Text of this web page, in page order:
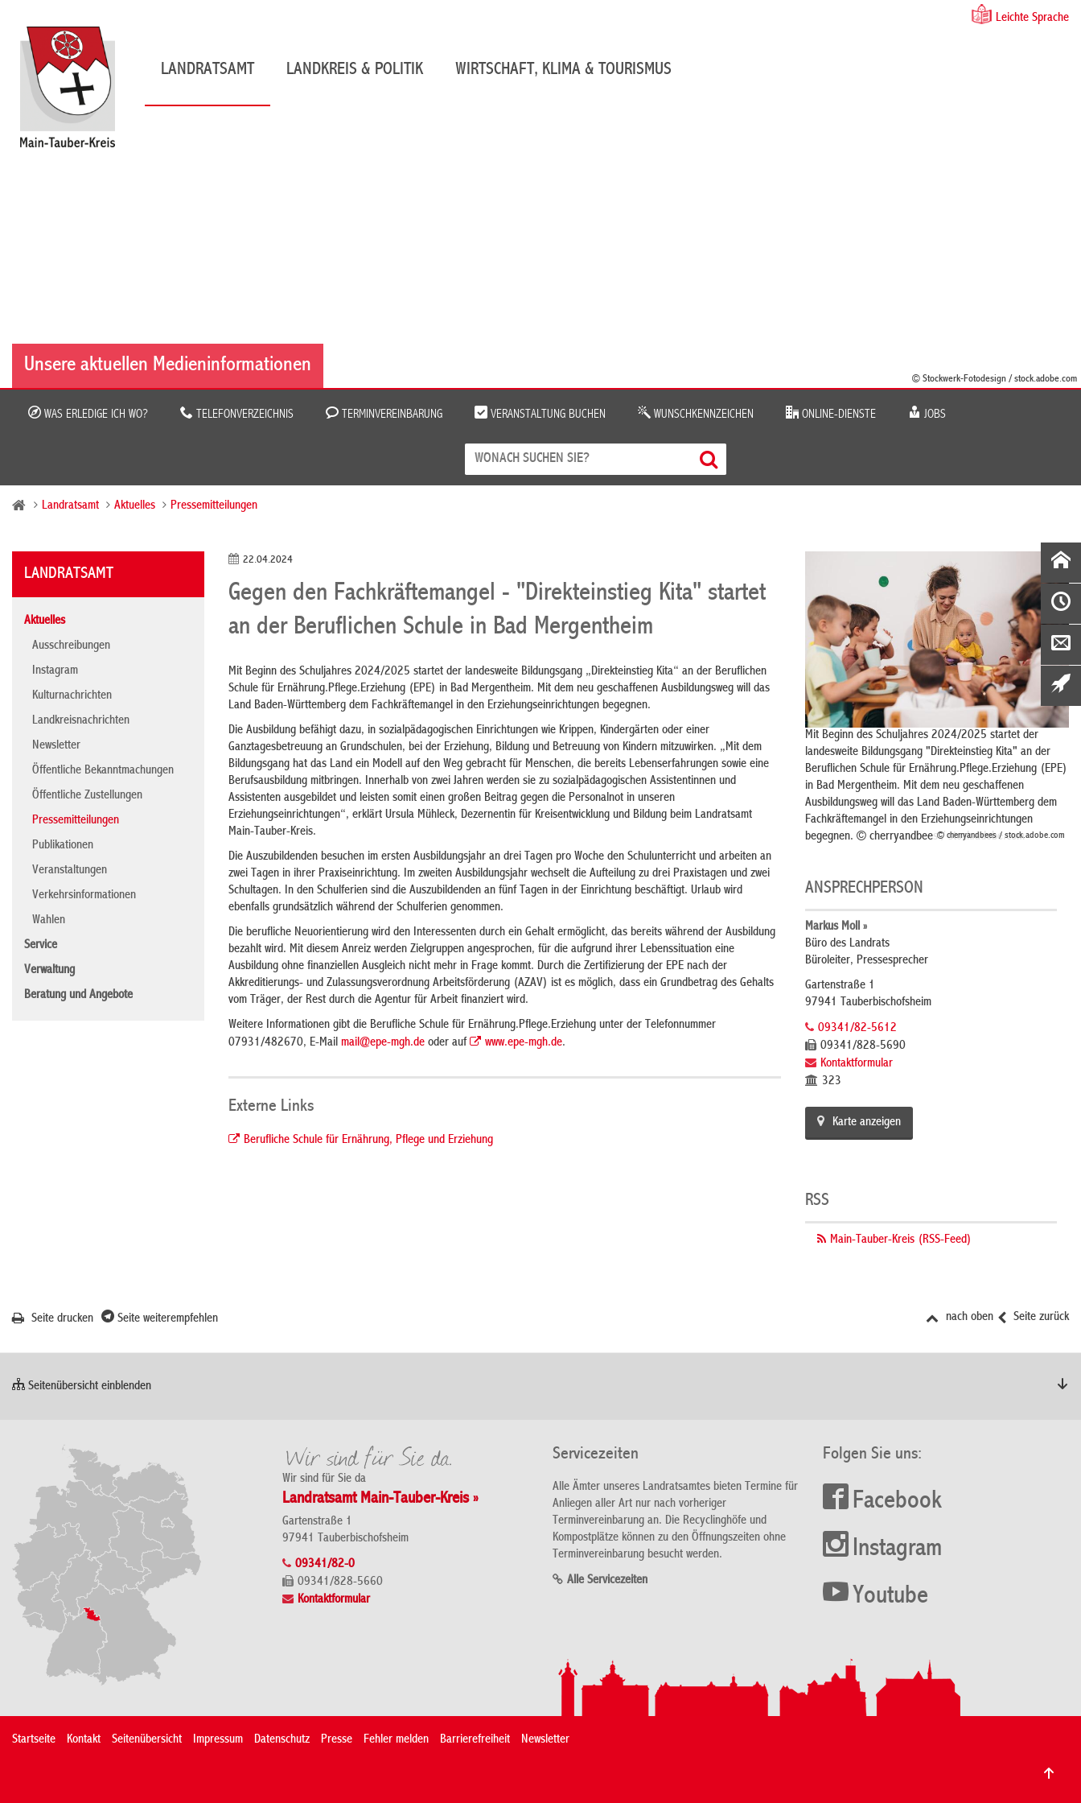
Leichte Sprache
LANDRATSAMT LANDKREIS & POLITIK WIRTSCHAFT, KLIMA & TOURISMUS
Unsere aktuellen Medieninformationen
© Stockwerk-Fotodesign / stock.adobe.com
WAS ERLEDIGE ICH WO? TELEFONVERZEICHNIS TERMINVEREINBARUNG VERANSTALTUNG BUCHEN WUNSCHKENNZEICHEN ONLINE-DIENSTE JOBS
Landratsamt Aktuelles Pressemitteilungen
LANDRATSAMT
Aktuelles
Ausschreibungen
Instagram
Kulturnachrichten
Landkreisnachrichten
Newsletter
Öffentliche Bekanntmachungen
Öffentliche Zustellungen
Pressemitteilungen
Publikationen
Veranstaltungen
Verkehrsinformationen
Wahlen
Service
Verwaltung
Beratung und Angebote
22.04.2024
Gegen den Fachkräftemangel - "Direkteinstieg Kita" startet
an der Beruflichen Schule in Bad Mergentheim
Mit Beginn des Schuljahres 2024/2025 startet der landesweite Bildungsgang „Direkteinstieg Kita“ an der Beruflichen
Schule für Ernährung.Pflege.Erziehung (EPE) in Bad Mergentheim. Mit dem neu geschaffenen Ausbildungsweg will das
Land Baden-Württemberg dem Fachkräftemangel in den Erziehungseinrichtungen begegnen.
Die Ausbildung befähigt dazu, in sozialpädagogischen Einrichtungen wie Krippen, Kindergärten oder einer
Ganztagesbetreuung an Grundschulen, bei der Erziehung, Bildung und Betreuung von Kindern mitzuwirken. „Mit dem
Bildungsgang hat das Land ein Modell auf den Weg gebracht für Menschen, die bereits Lebenserfahrungen sowie eine
Berufsausbildung mitbringen. Innerhalb von zwei Jahren werden sie zu sozialpädagogischen Assistentinnen und
Assistenten ausgebildet und leisten somit einen großen Beitrag gegen die Personalnot in unseren
Erziehungseinrichtungen“, erklärt Ursula Mühleck, Dezernentin für Kreisentwicklung und Bildung beim Landratsamt
Main-Tauber-Kreis.
Die Auszubildenden besuchen im ersten Ausbildungsjahr an drei Tagen pro Woche den Schulunterricht und arbeiten an
zwei Tagen in ihrer Praxiseinrichtung. Im zweiten Ausbildungsjahr wechselt die Aufteilung zu drei Praxistagen und zwei
Schultagen. In den Schulferien sind die Auszubildenden an fünf Tagen in der Einrichtung beschäftigt. Urlaub wird
ebenfalls grundsätzlich während der Schulferien genommen.
Die berufliche Neuorientierung wird den Interessenten durch ein Gehalt ermöglicht, das bereits während der Ausbildung
bezahlt wird. Mit diesem Anreiz werden Zielgruppen angesprochen, für die aufgrund ihrer Lebenssituation eine
Ausbildung ohne finanziellen Ausgleich nicht mehr in Frage kommt. Durch die Zertifizierung der EPE nach der
Akkreditierungs- und Zulassungsverordnung Arbeitsförderung (AZAV) ist es möglich, dass ein Grundbetrag des Gehalts
vom Träger, der Rest durch die Agentur für Arbeit finanziert wird.
Weitere Informationen gibt die Berufliche Schule für Ernährung.Pflege.Erziehung unter der Telefonnummer
07931/482670, E-Mail mail@epe-mgh.deoder auf www.epe-mgh.de.
Externe Links
Berufliche Schule für Ernährung, Pflege und Erziehung
© cherryandbees / stock.adobe.com
Mit Beginn des Schuljahres 2024/2025 startet der
landesweite Bildungsgang "Direkteinstieg Kita" an der
Beruflichen Schule für Ernährung.Pflege.Erziehung (EPE)
in Bad Mergentheim. Mit dem neu geschaffenen
Ausbildungsweg will das Land Baden-Württemberg dem
Fachkräftemangel in den Erziehungseinrichtungen
begegnen. © cherryandbees / stock.adobe.com
ANSPRECHPERSON
Markus Moll »
Büro des Landrats
Büroleiter, Pressesprecher
Gartenstraße 1
97941 Tauberbischofsheim
09341/82-5612
09341/828-5690
Kontaktformular
323
Karte anzeigen
RSS
Main-Tauber-Kreis (RSS-Feed)
Seite zurück
nach oben
Seite drucken Seite weiterempfehlen
Seitenübersicht einblenden
Wir sind für Sie da
Landratsamt Main-Tauber-Kreis »
Gartenstraße 1
97941 Tauberbischofsheim
09341/82-0
09341/828-5660
Kontaktformular
Servicezeiten
Alle Ämter unseres Landratsamtes bieten Termine für
Anliegen aller Art nur nach vorheriger
Terminvereinbarung an. Die Recyclinghöfe und
Kompostplätze können zu den Öffnungszeiten ohne
Terminvereinbarung besucht werden.
Alle Servicezeiten
Folgen Sie uns:
Facebook
Instagram
Youtube
Startseite Kontakt Seitenübersicht Impressum Datenschutz Presse Fehler melden Barrierefreiheit Newsletter